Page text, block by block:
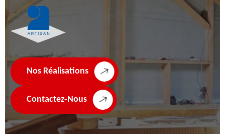
Nos Réalisations
Contactez-Nous